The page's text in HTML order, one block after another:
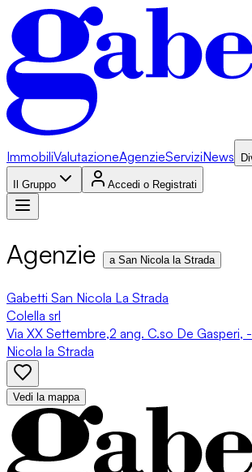
ImmobiliValutazioneAgenzieServiziNews
Il Gruppo Accedi o Registrati
Agenzie a San Nicola la Strada
Gabetti San Nicola La Strada
Colella srl
Via XX Settembre,2 ang. C.so De Gasperi,
Nicola la Strada
Vedi la mappa